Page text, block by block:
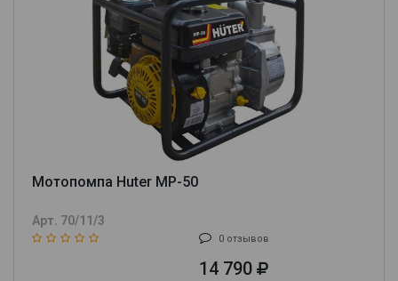
Мотопомпа Huter MP-50
Арт. 70/11/3
0 отзывов
14 790